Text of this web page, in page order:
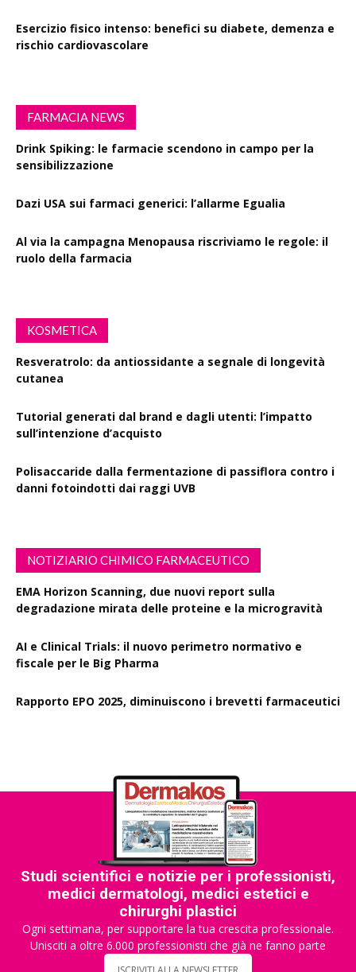
Esercizio fisico intenso: benefici su diabete, demenza e
rischio cardiovascolare
FARMACIA NEWS
Drink Spiking: le farmacie scendono in campo per la
sensibilizzazione
Dazi USA sui farmaci generici: l’allarme Egualia
Al via la campagna Menopausa riscriviamo le regole: il
ruolo della farmacia
KOSMETICA
Resveratrolo: da antiossidante a segnale di longevità
cutanea
Tutorial generati dal brand e dagli utenti: l’impatto
sull’intenzione d’acquisto
Polisaccaride dalla fermentazione di passiflora contro i
danni fotoindotti dai raggi UVB
NOTIZIARIO CHIMICO FARMACEUTICO
EMA Horizon Scanning, due nuovi report sulla
degradazione mirata delle proteine e la microgravità
AI e Clinical Trials: il nuovo perimetro normativo e
fiscale per le Big Pharma
Rapporto EPO 2025, diminuiscono i brevetti farmaceutici
Studi scientifici e notizie per i professionisti,
medici dermatologi, medici estetici e
chirurghi plastici
Ogni settimana, per supportare la tua crescita professionale.
Unisciti a oltre 6.000 professionisti che già ne fanno parte